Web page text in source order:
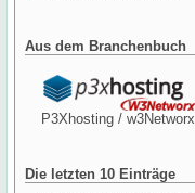
Aus dem Branchenbuch
P3Xhosting / w3Networx
Die letzten 10 Einträge